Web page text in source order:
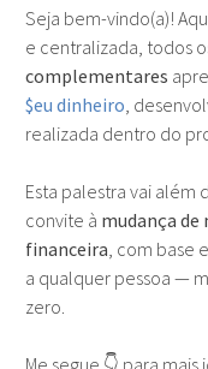
Seja bem-vindo(a)!
e centralizada, todos
complementares
$eu dinheiro,
realizada dentro do
Esta palestra vai além
convite à mudança
financeira, com base
a qualquer pessoa —
zero.